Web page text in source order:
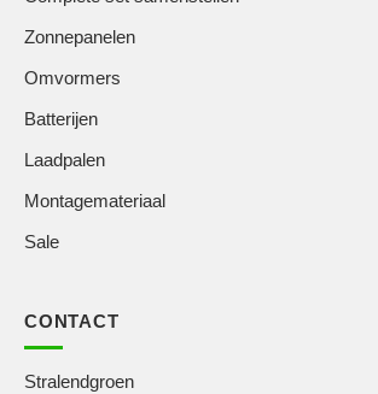
Zonnepanelen
Omvormers
Batterijen
Laadpalen
Montagemateriaal
Sale
CONTACT
Stralendgroen